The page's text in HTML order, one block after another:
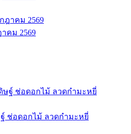
คม 2569
ช่อดอกไม้ ลวดกำมะหยี่